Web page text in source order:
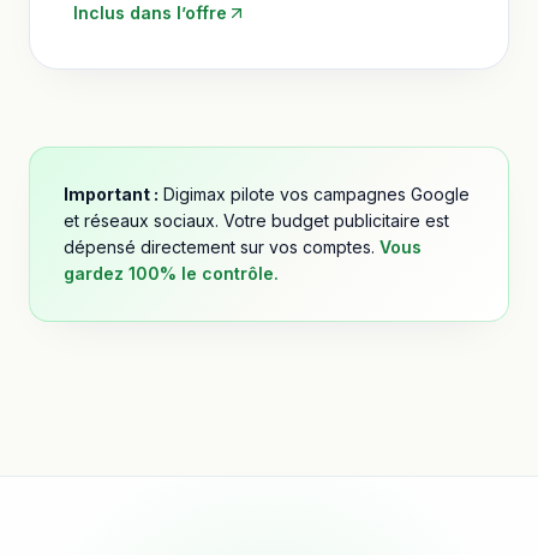
Inclus dans l’offre
Important : Digimax pilote vos campagnes Google
et réseaux sociaux. Votre budget publicitaire est
dépensé directement sur vos comptes. Vous
gardez 100% le contrôle.